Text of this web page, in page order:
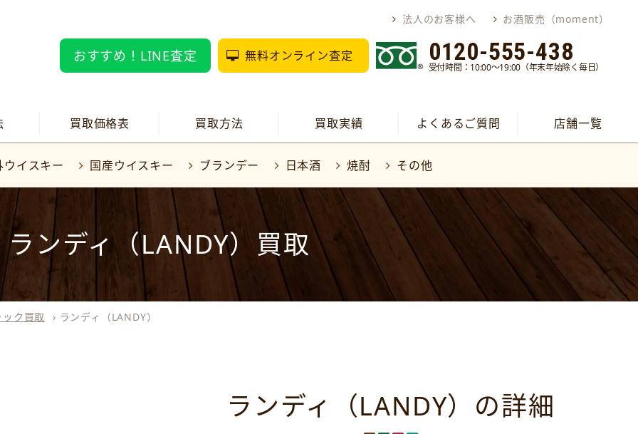
法人のお客様へ お酒販売（moment）
おすすめ！LINE査定 無料オンライン査定 0120-555-438
受付時間：10:00～19:00（年末年始除く毎日）
買取価格表 買取方法 買取実績 よくあるご質問 店舗一覧
ウイスキー 国産ウイスキー ブランデー 日本酒 焼酎 その他
ランディ（LANDY）買取
ク買取 › ランディ（LANDY）
ランディ（LANDY）の詳細